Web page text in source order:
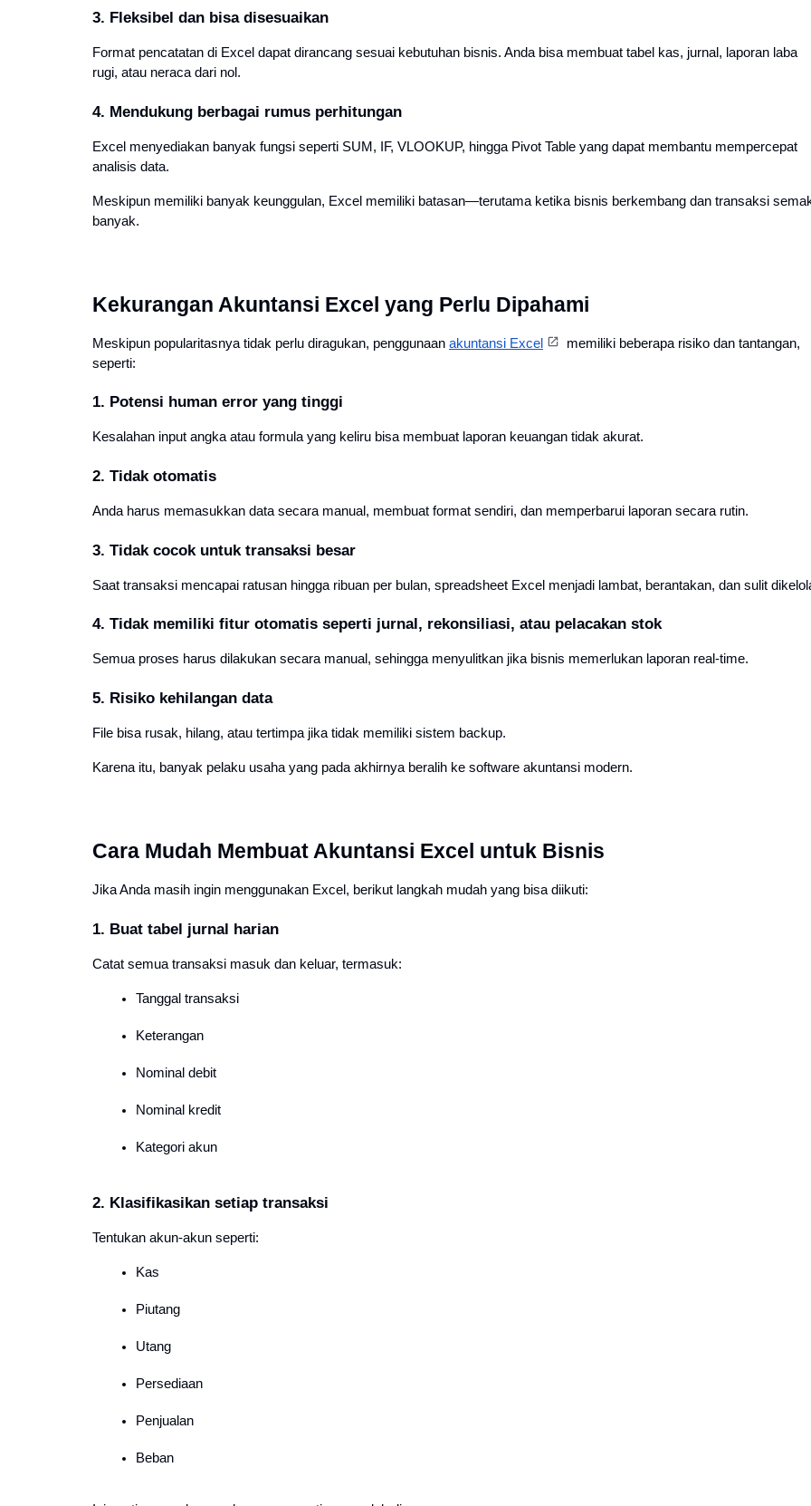
3. Fleksibel dan bisa disesuaikan
Format pencatatan di Excel dapat dirancang sesuai kebutuhan bisnis. Anda bisa membuat tabel kas, jurnal, laporan laba
rugi, atau neraca dari nol.
4. Mendukung berbagai rumus perhitungan
Excel menyediakan banyak fungsi seperti SUM, IF, VLOOKUP, hingga Pivot Table yang dapat membantu mempercepat
analisis data.
Meskipun memiliki banyak keunggulan, Excel memiliki batasan—terutama ketika bisnis berkembang dan transaksi
banyak.
Kekurangan Akuntansi Excel yang Perlu Dipahami
Meskipun popularitasnya tidak perlu diragukan, penggunaan akuntansi Excel
memiliki beberapa risiko dan tantangan,
seperti:
1. Potensi human error yang tinggi
Kesalahan input angka atau formula yang keliru bisa membuat laporan keuangan tidak akurat.
2. Tidak otomatis
Anda harus memasukkan data secara manual, membuat format sendiri, dan memperbarui laporan secara rutin.
3. Tidak cocok untuk transaksi besar
Saat transaksi mencapai ratusan hingga ribuan per bulan, spreadsheet Excel menjadi lambat, berantakan, dan sulit
4. Tidak memiliki fitur otomatis seperti jurnal, rekonsiliasi, atau pelacakan stok
Semua proses harus dilakukan secara manual, sehingga menyulitkan jika bisnis memerlukan laporan real-time.
5. Risiko kehilangan data
File bisa rusak, hilang, atau tertimpa jika tidak memiliki sistem backup.
Karena itu, banyak pelaku usaha yang pada akhirnya beralih ke software akuntansi modern.
Cara Mudah Membuat Akuntansi Excel untuk Bisnis
Jika Anda masih ingin menggunakan Excel, berikut langkah mudah yang bisa diikuti:
1. Buat tabel jurnal harian
Catat semua transaksi masuk dan keluar, termasuk:
Tanggal transaksi
Keterangan
Nominal debit
Nominal kredit
Kategori akun
2. Klasifikasikan setiap transaksi
Tentukan akun-akun seperti:
Kas
Piutang
Utang
Persediaan
Penjualan
Beban